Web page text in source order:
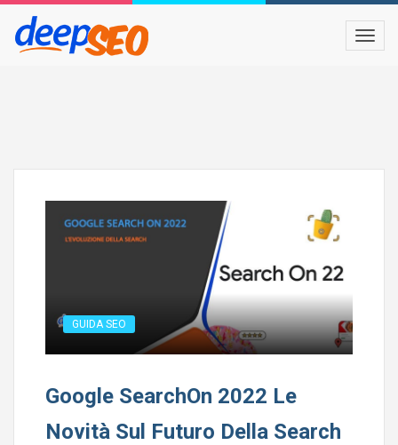
GUIDA SEO
Google SearchOn 2022 Le
Novità Sul Futuro Della Search